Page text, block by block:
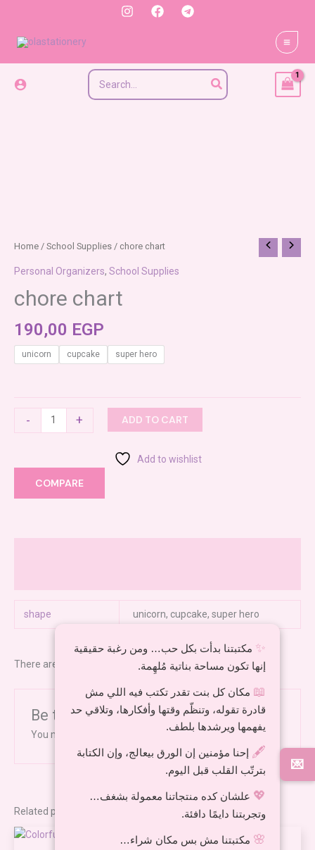
content
Search
for:
Home / School Supplies / chore chart
Personal Organizers, School Supplies
chore chart
190,00 EGP
unicorn cupcake super hero
-
chore
quantity
+ ADD TO CART
Add to wishlist
COMPARE
shape unicorn, cupcake, super hero
There are no reviews yet.
Be the first to review “chore chart”
You must be to post a review.
Related products
💌
✨ مكتبتنا بدأت بكل حب… ومن رغبة حقيقية
إنها تكون مساحة بناتية مُلهِمة.
📖 مكان كل بنت تقدر تكتب فيه اللي مش
قادرة تقوله، وتنظّم وقتها وأفكارها، وتلاقي حد
يفهمها ويرشدها بلطف.
🖋️ إحنا مؤمنين إن الورق بيعالج، وإن الكتابة
بترتّب القلب قبل اليوم.
💖 علشان كده منتجاتنا معمولة بشغف…
وتجربتنا دايمًا دافئة.
🌸 مكتبتنا مش بس مكان شراء…